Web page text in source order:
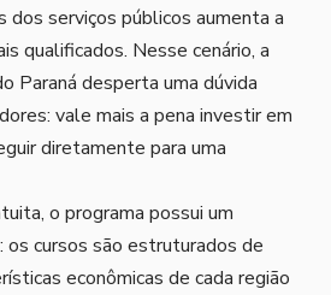
dos serviços públicos aumenta a
qualificados. Nesse cenário, a
Paraná desperta uma dúvida
vale mais a pena investir em
diretamente para uma
o programa possui um
cursos são estruturados de
econômicas de cada região